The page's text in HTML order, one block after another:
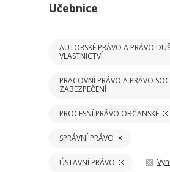
Učebnice
AUTORSKÉ PRÁVO A PRÁVO
VLASTNICTVÍ
PRACOVNÍ PRÁVO A PRÁVO
ZABEZPEČENÍ
PROCESNÍ PRÁVO OBČANSKÉ
SPRÁVNÍ PRÁVO
ÚSTAVNÍ PRÁVO